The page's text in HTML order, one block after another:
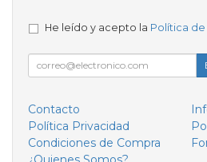
He leído y acepto la Política
Contacto
Política Privacidad
Condiciones de Compra